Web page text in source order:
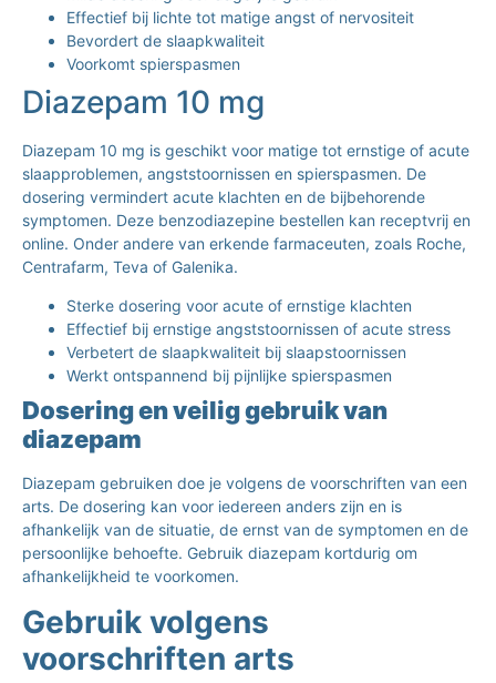
Effectief bij lichte tot matige angst of nervositeit
Bevordert de slaapkwaliteit
Voorkomt spierspasmen
Diazepam 10 mg
Diazepam 10 mg is geschikt voor matige tot ernstige of acute
slaapproblemen, angststoornissen en spierspasmen. De
dosering vermindert acute klachten en de bijbehorende
symptomen. Deze benzodiazepine bestellen kan receptvrij en
online. Onder andere van erkende farmaceuten, zoals Roche,
Centrafarm, Teva of Galenika.
Sterke dosering voor acute of ernstige klachten
Effectief bij ernstige angststoornissen of acute stress
Verbetert de slaapkwaliteit bij slaapstoornissen
Werkt ontspannend bij pijnlijke spierspasmen
Dosering en veilig gebruik van
diazepam
Diazepam gebruiken doe je volgens de voorschriften van een
arts. De dosering kan voor iedereen anders zijn en is
afhankelijk van de situatie, de ernst van de symptomen en de
persoonlijke behoefte. Gebruik diazepam kortdurig om
afhankelijkheid te voorkomen.
Gebruik volgens
voorschriften arts